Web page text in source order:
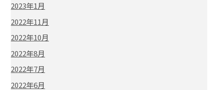
2023年1月
2022年11月
2022年10月
2022年8月
2022年7月
2022年6月